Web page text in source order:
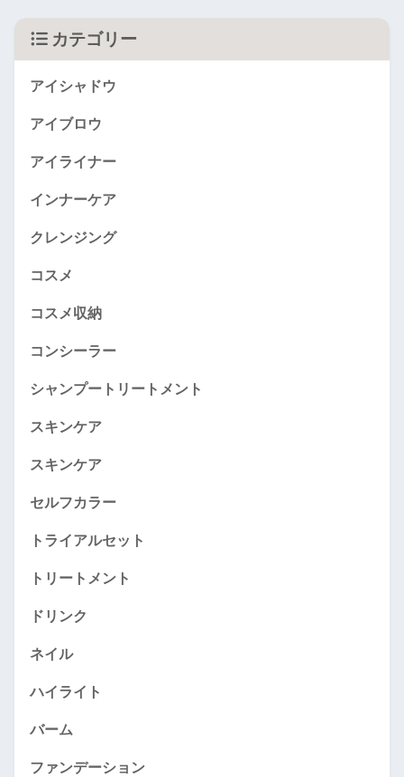
カテゴリー
アイシャドウ
アイブロウ
アイライナー
インナーケア
クレンジング
コスメ
コスメ収納
コンシーラー
シャンプートリートメント
スキンケア
スキンケア
セルフカラー
トライアルセット
トリートメント
ドリンク
ネイル
ハイライト
バーム
ファンデーション